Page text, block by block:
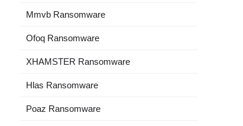
Mmvb Ransomware
Ofoq Ransomware
XHAMSTER Ransomware
Hlas Ransomware
Poaz Ransomware